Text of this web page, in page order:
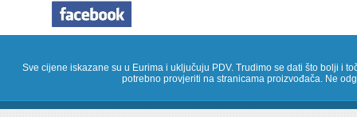
Sve cijene iskazane su u Eurima i uključuju PDV. Trudimo se dati što bolji i
potrebno provjeriti na stranicama proizvođača. Ne